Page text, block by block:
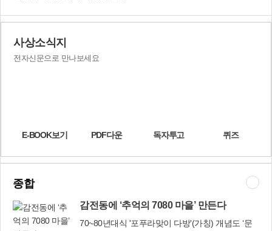
도를 늦추게 하는 ‘그루빙’ (grooving) 작업을 비롯해 차량 방호책, 충
격 흡수시설 등을 설치했다. ▶2면에 계속
사상소식지
전자신문으로 만나보세요
E-BOOK보기 PDF다운 독자투고 퀴즈
종합
감전동에 ‘추억의 7080 마을’ 만든다
70~80년대식 '포푸라맞이 다방'(가칭) 개념도 ‘문